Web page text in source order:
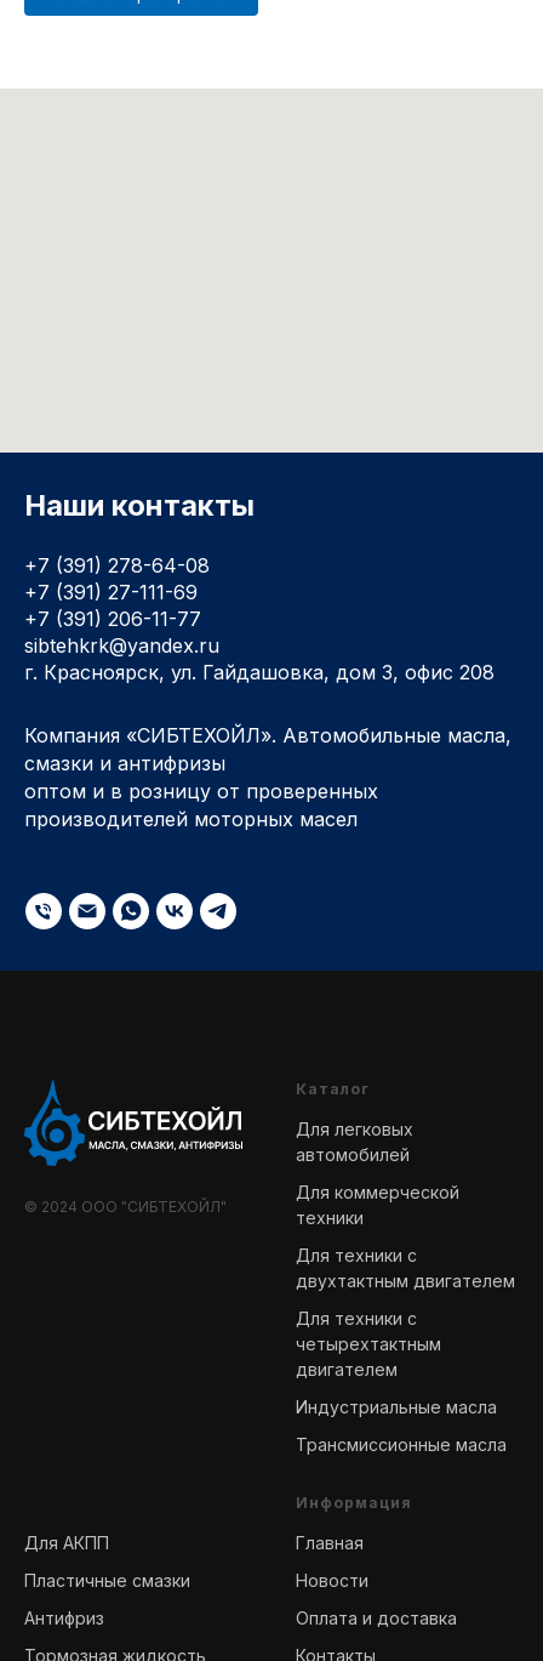
Наши контакты
+7 (391) 278-64-08
+7 (391) 27-111-69
+7 (391) 206-11-77
sibtehkrk@yandex.ru
г. Красноярск, ул. Гайдашовка, дом 3, офис 208
Компания «СИБТЕХОЙЛ». Автомобильные масла,
смазки и антифризы
оптом и в розницу от проверенных
производителей моторных масел
© 2024 ООО "СИБТЕХОЙЛ"
Каталог
Для легковых
автомобилей
Для коммерческой
техники
Для техники с
двухтактным двигателем
Для техники с
четырехтактным
двигателем
Индустриальные масла
Трансмиссионные масла
Для АКПП
Пластичные смазки
Антифриз
Тормозная жидкость
Информация
Главная
Новости
Оплата и доставка
Контакты